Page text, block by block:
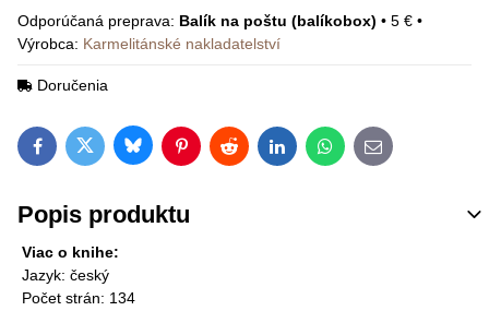
Balík na poštu (balíkobox) • 5 € •
Výrobca: Karmelitánské nakladatelství
Doručenia
FacebookTwitterBlueskyPinterestRedditLinkedInWhatsApp
E-mail
Popis produktu
Viac o knihe:
Jazyk: český
Počet strán: 134